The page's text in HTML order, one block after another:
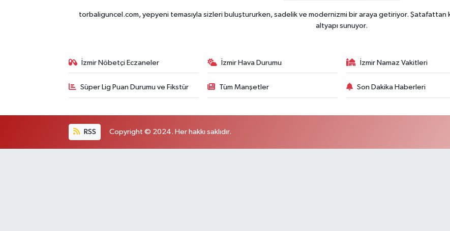
torbaliguncel.com, yepyeni temasıyla sizleri buluştururken, sadelik ve modernizmi bir araya getiriyor. Şatafattan
altyapı sunuyor.
İzmir Nöbetçi Eczaneler İzmir Hava Durumu İzmir Namaz Vakitleri
Süper Lig Puan Durumu ve Fikstür Tüm Manşetler Son Dakika Haberleri
RSS Copyright © 2024. Her hakkı saklıdır.